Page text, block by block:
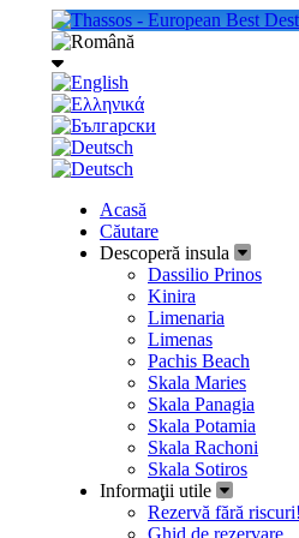
Acasă
Căutare
Descoperă insula
Dassilio Prinos
Kinira
Limenaria
Limenas
Pachis Beach
Skala Maries
Skala Panagia
Skala Potamia
Skala Rachoni
Skala Sotiros
Informaţii utile
Rezervă fără
Ghid de rezervare